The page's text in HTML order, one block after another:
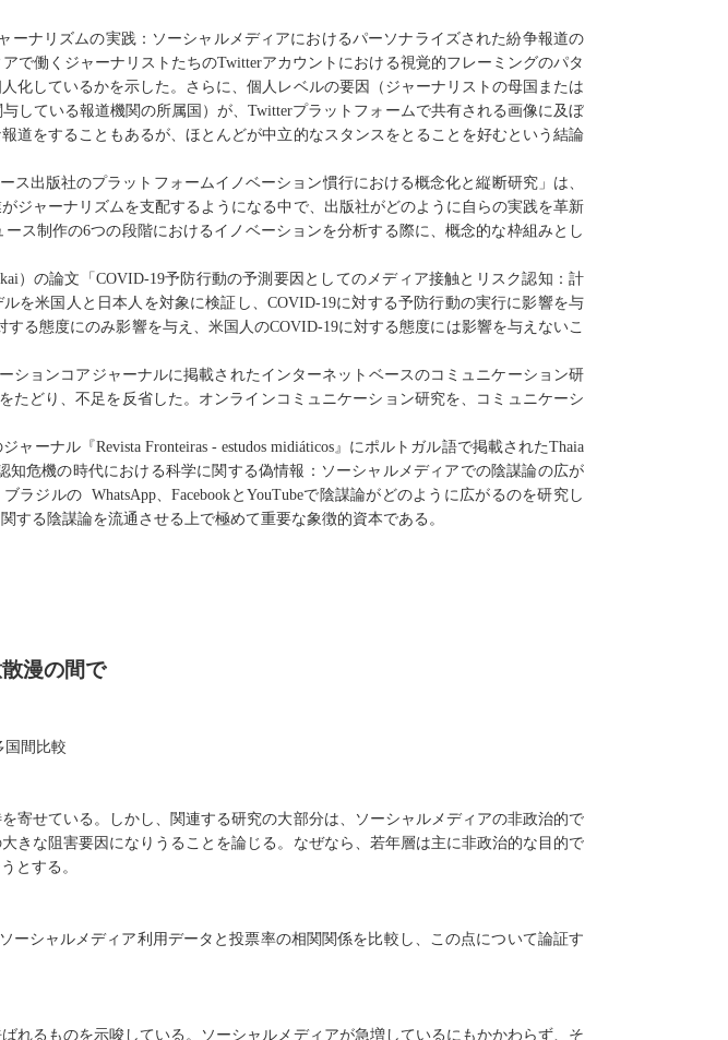
ーナリズムの実践：ソーシャルメディアにおけるパーソナライズされた紛争報道の
で働くジャーナリストたちのTwitterアカウントにおける視覚的フレーミングのパタ
化しているかを示した。さらに、個人レベルの要因（ジャーナリストの母国または
している報道機関の所属国）が、Twitterプラットフォームで共有される画像に及ぼ
道をすることもあるが、ほとんどが中立的なスタンスをとることを好むという結論
ス出版社のプラットフォームイノベーション慣行における概念化と縦断研究」は、
ジャーナリズムを支配するようになる中で、出版社がどのように自らの実践を革新
ース制作の6つの段階におけるイノベーションを分析する際に、概念的な枠組みとし
）の論文「 COVID-19予防行動の予測要因としてのメディア接触とリスク認知：計
ルを米国人と日本人を対象に検証し、COVID-19に対する予防行動の実行に影響を与
する態度にのみ影響を与え、米国人のCOVID-19に対する態度には影響を与えないこ
ションコアジャーナルに掲載されたインターネットベースのコミュニケーション研
たどり、不足を反省した。オンラインコミュニケーション研究を、コミュニケーシ
ャーナル『Revista Fronteiras - estudos midiáticos』にポルトガル語で掲載されたThaia
危機の時代における科学に関する偽情報：ソーシャルメディアでの陰謀論の広が
ブラジルの WhatsApp、Facebook と YouTubeで陰謀論がどのように広がるのを研究し
る陰謀論を流通させる上で極めて重要な象徴的資本である。
漫の間で
国間比較
寄せている。しかし、関連する研究の大部分は、ソーシャルメディアの非政治的で
きな阻害要因になりうることを論じる。なぜなら、若年層は主に非政治的な目的で
とする。
ーシャルメディア利用データと投票率の相関関係を比較し、この点について論証す
れるものを示唆している。ソーシャルメディアが急増しているにもかかわらず、そ